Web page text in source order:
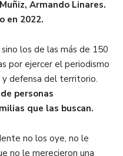
Armando Linares.
en 2022.
los de las más de 150
por ejercer el periodismo
defensa del territorio.
personas
que las buscan.
no los oye, no le
no le merecieron una